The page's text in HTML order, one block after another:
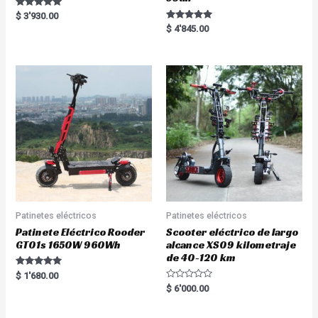
Rated
5.00
$ 3'930.00
Rated
5.00
$ 4'845.00
Patinetes eléctricos
Patinete Eléctrico Rooder
GT01s 1650W 960Wh
Rated
5.00
$ 1'680.00
Patinetes eléctricos
Scooter eléctrico de largo
alcance XS09 kilometraje
de 40-120 km
R
a
$ 6'000.00